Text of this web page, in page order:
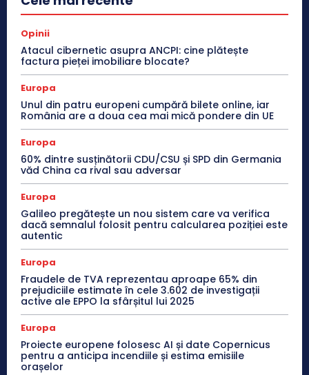
Opinii
Atacul cibernetic asupra ANCPI: cine plătește
factura pieței imobiliare blocate?
Europa
Unul din patru europeni cumpără bilete online, iar
România are a doua cea mai mică pondere din UE
Europa
60% dintre susținătorii CDU/CSU și SPD din Germania
văd China ca rival sau adversar
Europa
Galileo pregătește un nou sistem care va verifica
dacă semnalul folosit pentru calcularea poziției este
autentic
Europa
Fraudele de TVA reprezentau aproape 65% din
prejudiciile estimate în cele 3.602 de investigații
active ale EPPO la sfârșitul lui 2025
Europa
Proiecte europene folosesc AI și date Copernicus
pentru a anticipa incendiile și estima emisiile
orașelor